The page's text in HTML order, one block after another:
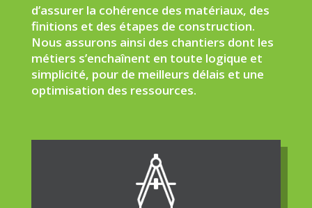
d’assurer la cohérence des matériaux, des
finitions et des étapes de construction.
Nous assurons ainsi des chantiers dont les
métiers s’enchaînent en toute logique et
simplicité, pour de meilleurs délais et une
optimisation des ressources.